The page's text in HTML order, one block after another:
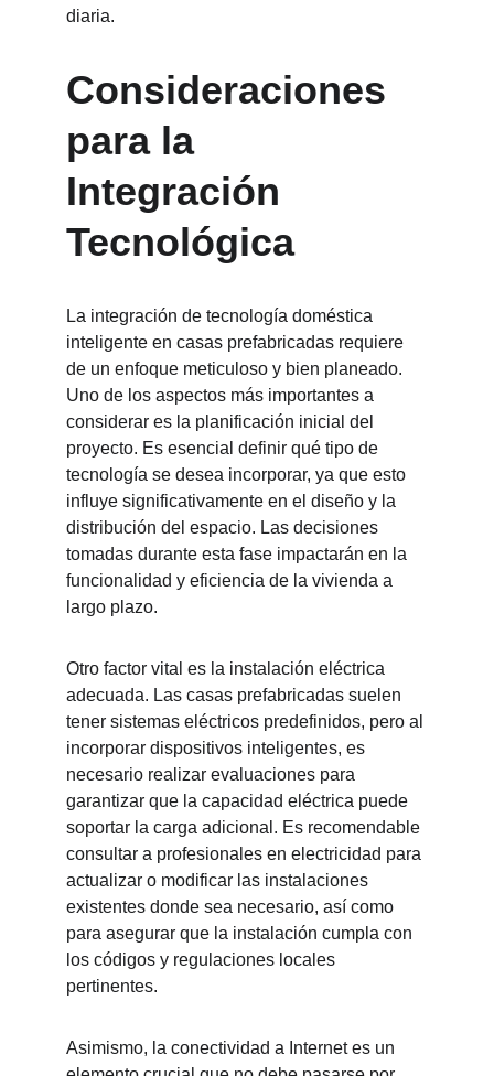
diaria.
Consideraciones
para la
Integración
Tecnológica
La integración de tecnología doméstica
inteligente en casas prefabricadas requiere
de un enfoque meticuloso y bien planeado.
Uno de los aspectos más importantes a
considerar es la planificación inicial del
proyecto. Es esencial definir qué tipo de
tecnología se desea incorporar, ya que esto
influye significativamente en el diseño y la
distribución del espacio. Las decisiones
tomadas durante esta fase impactarán en la
funcionalidad y eficiencia de la vivienda a
largo plazo.
Otro factor vital es la instalación eléctrica
adecuada. Las casas prefabricadas suelen
tener sistemas eléctricos predefinidos, pero al
incorporar dispositivos inteligentes, es
necesario realizar evaluaciones para
garantizar que la capacidad eléctrica puede
soportar la carga adicional. Es recomendable
consultar a profesionales en electricidad para
actualizar o modificar las instalaciones
existentes donde sea necesario, así como
para asegurar que la instalación cumpla con
los códigos y regulaciones locales
pertinentes.
Asimismo, la conectividad a Internet es un